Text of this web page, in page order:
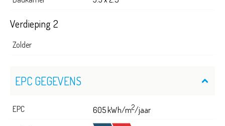
Verdieping 2
Zolder
EPC GEGEVENS
EPC 605 kWh/m2/jaar